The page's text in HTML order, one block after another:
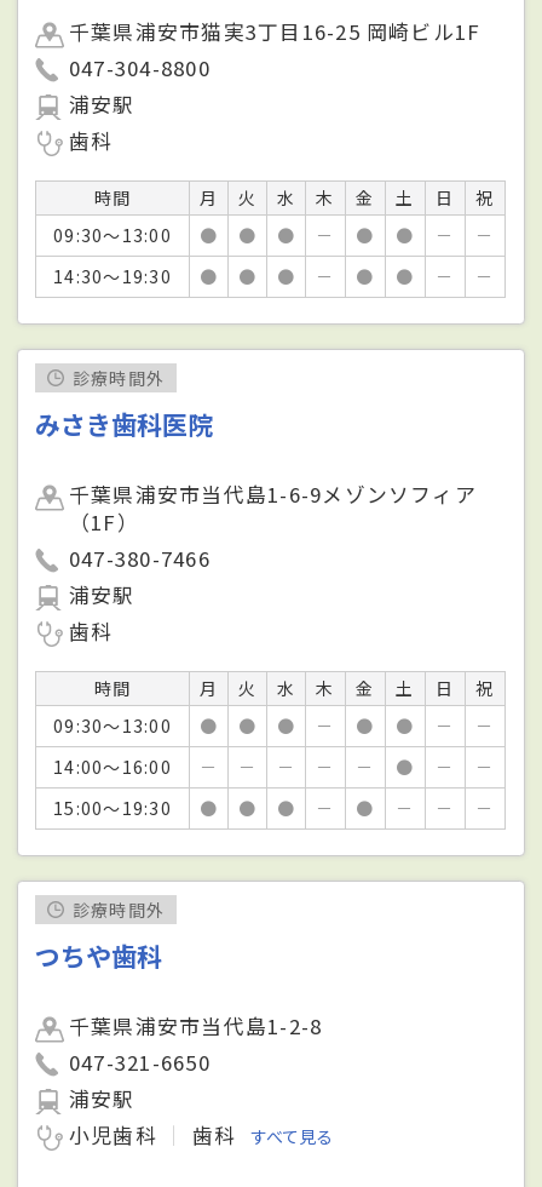
千葉県浦安市猫実3丁目16-25 岡崎ビル1F
047-304-8800
浦安駅
歯科
時間 月 火 水 木 金 土 日
祝
09:30～13:00
● ● ● － ● ● －
－
14:30～19:30
● ● ● － ● ● － －
診療時間外
みさき歯科医院
千葉県浦安市当代島1-6-9メゾンソフィア
（1F）
047-380-7466
浦安駅
歯科
時間 月 火 水 木 金 土 日
祝
09:30～13:00
● ● ● － ● ● －
－
14:00～16:00
－ － － － － ● －
－
15:00～19:30
● ● ● － ● － － －
診療時間外
つちや歯科
千葉県浦安市当代島1-2-8
047-321-6650
浦安駅
小児歯科
歯科 すべて見る